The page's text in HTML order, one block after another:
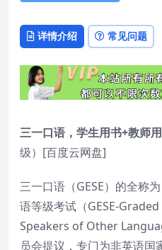
详情介绍 常见问题
三一口语，学生用书+教师
级）[百度云网盘]
三一口语（GESE）的全称
语等级考试（GESE-
Speakers of Other
员会提议，专门为非英语